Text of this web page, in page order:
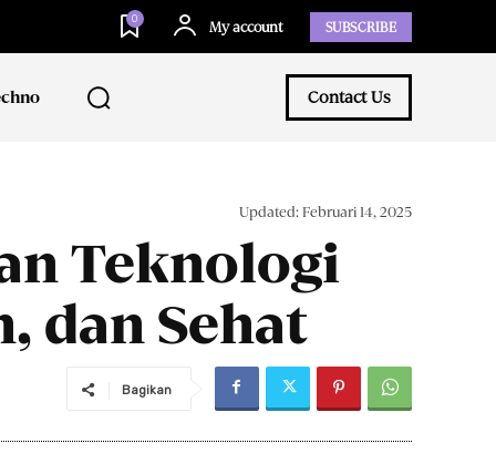
0
My account SUBSCRIBE
Contact Us
Updated: Februari 14, 2025
Teknologi
dan Sehat
Bagikan